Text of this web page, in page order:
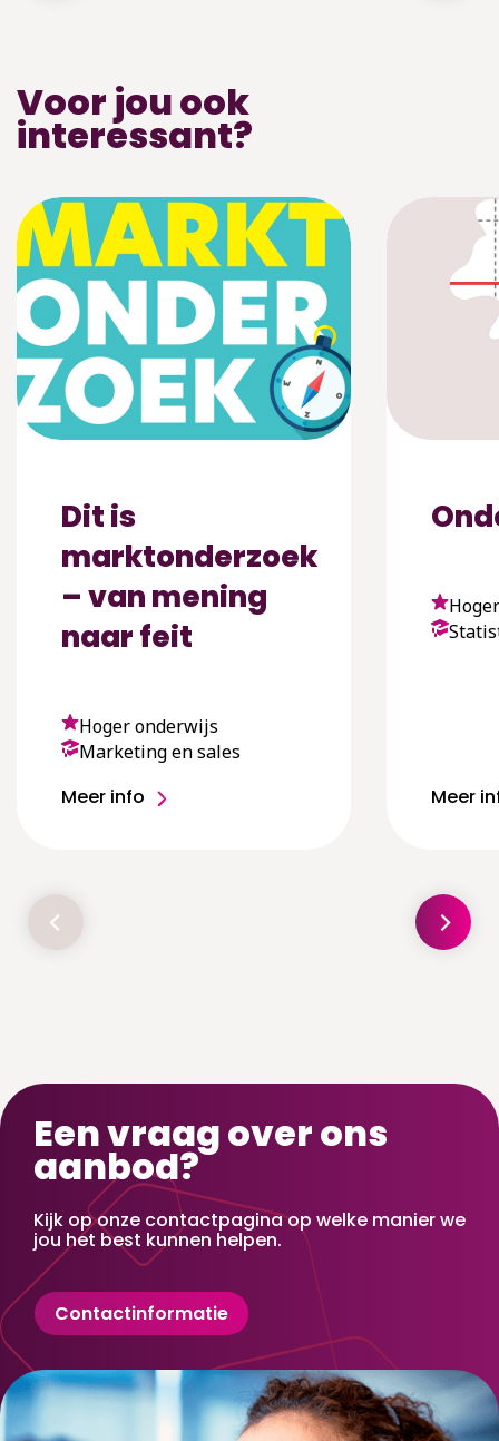
Voor jou ook
interessant?
Dit is
marktonderzoek
– van mening
naar feit
Hoger onderwijs
Marketing en sales
Meer info Meer
Een vraag over ons
aanbod?
Kijk op onze contactpagina op welke manier we
jou het best kunnen helpen.
Contactinformatie